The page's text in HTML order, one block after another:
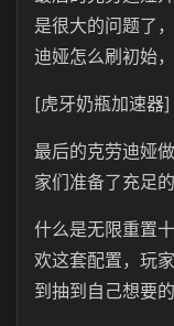
是很大的问题了
迪娅怎么刷初始
[虎牙奶瓶加速器]
最后的克劳迪娅
家们准备了充足
什么是无限重置
欢这套配置，玩
到抽到自己想要